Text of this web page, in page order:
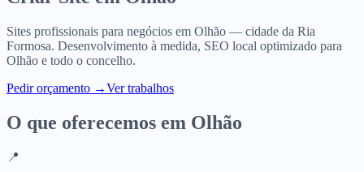
Sites profissionais para negócios em Olhão — cidade da Ria
Formosa. Desenvolvimento à medida, SEO local optimizado para
Olhão e todo o concelho.
Pedir orçamento →Ver trabalhos
O que oferecemos em Olhão
📍